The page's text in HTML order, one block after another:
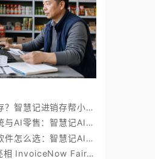
什么是进销存？智慧记进销存帮小微商户理顺开单、库存与对账
生鲜收银系统与AI零售：智慧记AI零售称重收银、库存、会员经营方案
服装进销存软件怎么选：智慧记AI批量录入、齐色齐码开单与库存管理
智慧记Ailit亮相 InvoiceNow Fair 2026，为东南亚小微商户带来“开单+电子发票”新体验